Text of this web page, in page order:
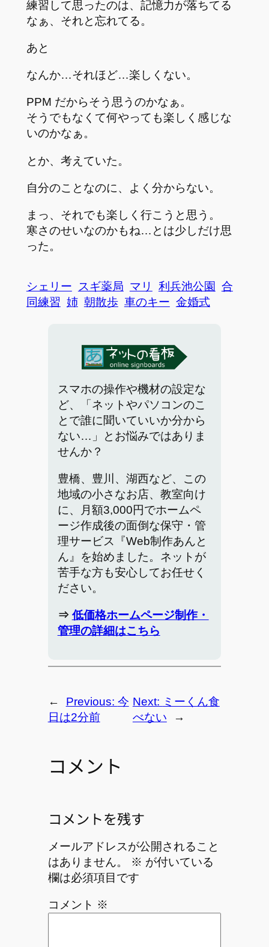
練習して思ったのは、記憶力が落ちてる
なぁ、それと忘れてる。
あと
なんか…それほど…楽しくない。
PPM だからそう思うのかなぁ。
そうでもなくて何やっても楽しく感じな
いのかなぁ。
とか、考えていた。
自分のことなのに、よく分からない。
まっ、それでも楽しく行こうと思う。
寒さのせいなのかもね…とは少しだけ思
った。
シェリー スギ薬局 マリ 利兵池公園
合
同練習 姉 朝散歩 車のキー 金婚式
スマホの操作や機材の設定な
ど、「ネットやパソコンのこ
とで誰に聞いていいか分から
ない…」とお悩みではありま
せんか？
豊橋、豊川、湖西など、この
地域の小さなお店、教室向け
に、月額3,000円でホームペ
ージ作成後の面倒な保守・管
理サービス『Web制作あんと
ん』を始めました。ネットが
苦手な方も安心してお任せく
ださい。
⇒ 低価格ホームページ制作・
管理の詳細はこちら
← Previous: 今
日は2分前
Next: ミーくん食
べない
→
コメント
コメントを残す
メールアドレスが公開されること
はありません。
※ が付いている
欄は必須項目です
コメント ※